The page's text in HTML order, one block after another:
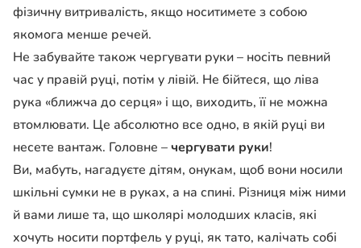
фізичну витривалість, якщо носитимете з собою
якомога менше речей.
Не забувайте також чергувати руки – носіть певний
час у правій руці, потім у лівій. Не бійтеся, що ліва
рука «ближча до серця» і що, виходить, її не можна
втомлювати. Це абсолютно все одно, в якій руці ви
несете вантаж. Головне –чергувати руки!
Ви, мабуть, нагадуєте дітям, онукам, щоб вони носили
шкільні сумки не в руках, а на спині. Різниця між ними
й вами лише та, що школярі молодших класів, які
хочуть носити портфель у руці, як тато, калічать собі